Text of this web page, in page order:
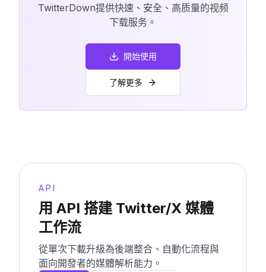
TwitterDown提供快速、安全、高质量的视频
下载服务。
開始使用
了解更多
API
用 API 搭建 Twitter/X 媒體
工作流
從單次下載升級為後端整合、自動化流程與
面向開發者的媒體解析能力。